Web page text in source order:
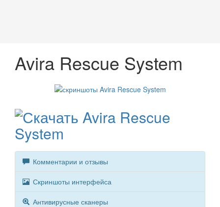
Avira Rescue System
Комментарии и отзывы
Скриншоты интерфейса
Антивирусные сканеры